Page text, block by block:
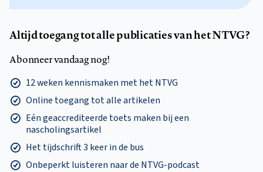
Altijd toegang tot alle publicaties van het NTVG?
Abonneer vandaag nog!
12 weken kennismaken met het NTVG
Online toegang tot alle artikelen
Eén geaccrediteerde toets maken bij een
nascholingsartikel
Het tijdschrift 3 keer in de bus
Onbeperkt luisteren naar de NTVG-podcast